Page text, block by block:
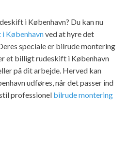
i København? Du kan nu
Københavnved at hyre det
speciale er bilrude montering
et billigt rudeskift i København
på dit arbejde. Herved kan
udføres, når det passer ind
professionel bilrude montering